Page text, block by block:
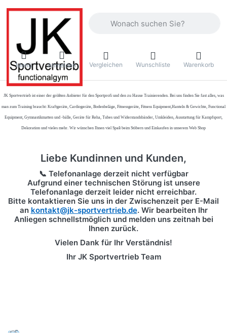
Menü Anmelden Vergleichen Wunschliste Warenkorb
JK Sportvertrieb ist einer der größten Anbieter für den Sportprofi und den zu Hause Trainierenden. Bei uns finden Sie fast alles, was
man zum Training braucht: Kraftgeräte, Cardiogeräte, Bodenbeläge, Fitnessgeräte, Fitness Equipment,Hanteln & Gewichte, Functional
Equipment, Gymnastikmatten und -bälle, Geräte für Reha, Tubes und Widerstandsbänder, Umkleiden, Ausstattung für Kampfsport,
Dekoration und vieles mehr. Wir wünschen Ihnen viel Spaß beim Stöbern und Einkaufen in unserem Web Shop
Liebe Kundinnen und Kunden,
📞 Telefonanlage derzeit nicht verfügbar
Aufgrund einer technischen Störung ist unsere
Telefonanlage derzeit leider nicht erreichbar.
Bitte kontaktieren Sie uns in der Zwischenzeit per E-Mail
an kontakt@jk-sportvertrieb.de. Wir bearbeiten Ihr
Anliegen schnellstmöglich und melden uns zeitnah bei
Ihnen zurück.
Vielen Dank für Ihr Verständnis!
Ihr JK Sportvertrieb Team